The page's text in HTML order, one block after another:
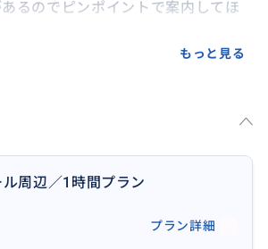
るのでピンポイントで案内してほ
ので取扱店へ幾つか連れて行ってほ
同行してほしい、などなど。
もっと見る
周辺／1時間プラン
プラン詳細